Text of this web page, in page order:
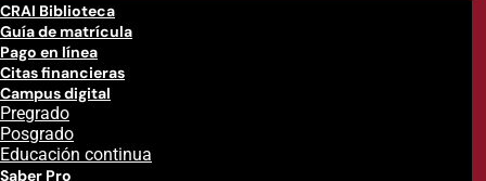
CRAI Biblioteca
Guía de matrícula
Pago en línea
Citas financieras
Campus digital
Pregrado
Posgrado
Educación continua
Saber Pro